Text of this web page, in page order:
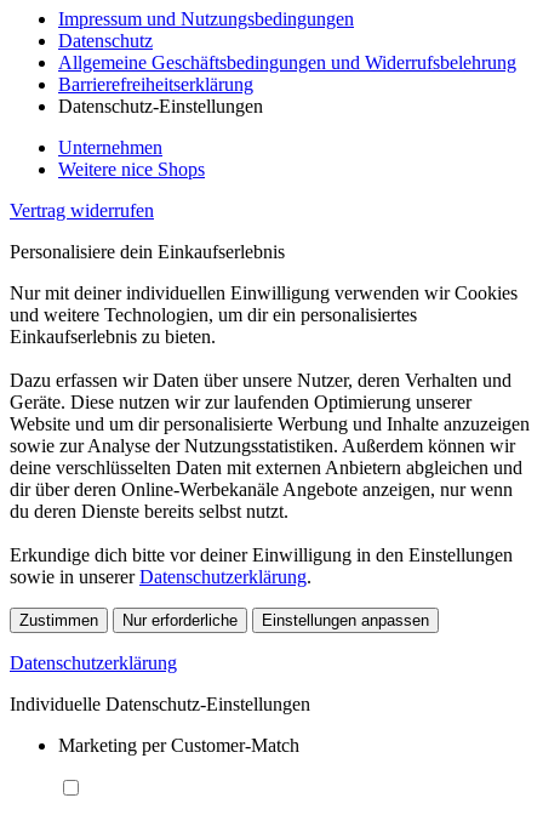
Impressum und Nutzungsbedingungen
Datenschutz
Allgemeine Geschäftsbedingungen und Widerrufsbelehrung
Barrierefreiheitserklärung
Datenschutz-Einstellungen
Unternehmen
Weitere nice Shops
Vertrag widerrufen
Personalisiere dein Einkaufserlebnis
Nur mit deiner individuellen Einwilligung verwenden wir Cookies
und weitere Technologien, um dir ein personalisiertes
Einkaufserlebnis zu bieten.
Dazu erfassen wir Daten über unsere Nutzer, deren Verhalten und
Geräte. Diese nutzen wir zur laufenden Optimierung unserer
Website und um dir personalisierte Werbung und Inhalte anzuzeigen
sowie zur Analyse der Nutzungsstatistiken. Außerdem können wir
deine verschlüsselten Daten mit externen Anbietern abgleichen und
dir über deren Online-Werbekanäle Angebote anzeigen, nur wenn
du deren Dienste bereits selbst nutzt.
Erkundige dich bitte vor deiner Einwilligung in den Einstellungen
sowie in unsererDatenschutzerklärung.
Zustimmen Nur erforderliche Einstellungen anpassen
Datenschutzerklärung
Individuelle Datenschutz-Einstellungen
Marketing per Customer-Match